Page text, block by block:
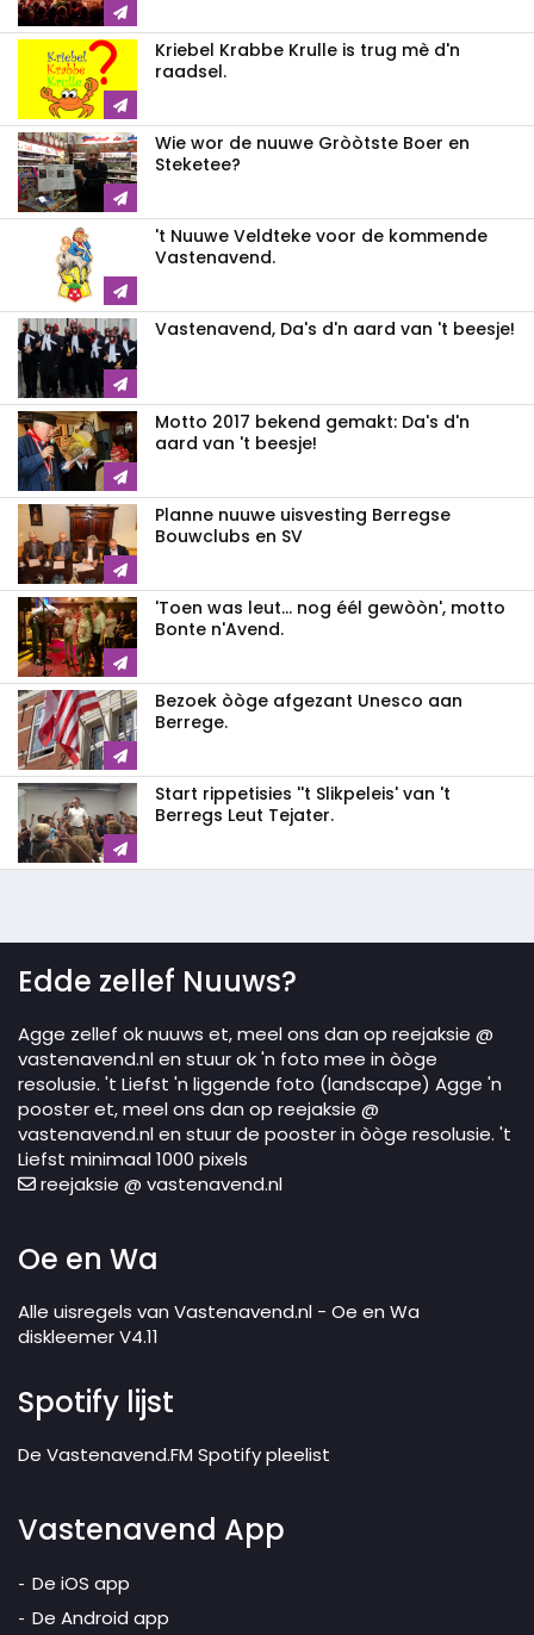
Kriebel Krabbe Krulle is trug mè d'n
raadsel.
Wie wor de nuuwe Gròòtste Boer en
Steketee?
't Nuuwe Veldteke voor de kommende
Vastenavend.
Vastenavend, Da's d'n aard van 't beesje!
Motto 2017 bekend gemakt: Da's d'n
aard van 't beesje!
Planne nuuwe uisvesting Berregse
Bouwclubs en SV
'Toen was leut... nog éél gewòòn', motto
Bonte n'Avend.
Bezoek òòge afgezant Unesco aan
Berrege.
Start rippetisies ''t Slikpeleis' van 't
Berregs Leut Tejater.
Edde zellef Nuuws?
Agge zellef ok nuuws et, meel ons dan op reejaksie @
vastenavend.nl en stuur ok 'n foto mee in òòge
resolusie. 't Liefst 'n liggende foto (landscape) Agge 'n
pooster et, meel ons dan op reejaksie @
vastenavend.nl en stuur de pooster in òòge resolusie. 't
Liefst minimaal 1000 pixels
reejaksie @ vastenavend.nl
Oe en Wa
Alle uisregels van Vastenavend.nl - Oe en Wa
diskleemer V4.11
Spotify lijst
De Vastenavend.FM Spotify pleelist
Vastenavend App
De iOS app
De Android app